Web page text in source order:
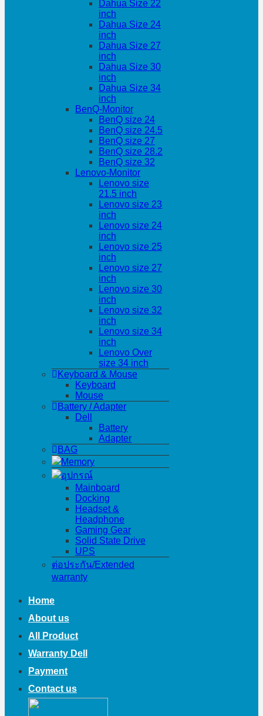
Dahua Size 22
inch
Dahua Size 24
inch
Dahua Size 27
inch
Dahua Size 30
inch
Dahua Size 34
inch
BenQ-Monitor
BenQ size 24
BenQ size 24.5
BenQ size 27
BenQ size 28.2
BenQ size 32
Lenovo-Monitor
Lenovo size
21.5 inch
Lenovo size 23
inch
Lenovo size 24
inch
Lenovo size 25
inch
Lenovo size 27
inch
Lenovo size 30
inch
Lenovo size 32
inch
Lenovo size 34
inch
Lenovo Over
size 34 inch
Keyboard & Mouse
Keyboard
Mouse
Battery / Adapter
Dell
Battery
Adapter
BAG
Memory
อุปกรณ์
Mainboard
Docking
Headset &
Headphone
Gaming Gear
Solid State Drive
UPS
ต่อประกัน/Extended
warranty
Home
About us
All Product
Warranty Dell
Payment
Contact us